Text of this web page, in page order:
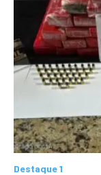
Destaque 1